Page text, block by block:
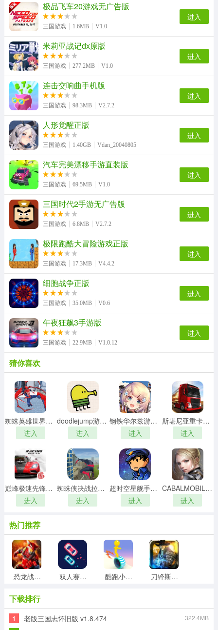
冰火人冒险闯关无广告版 超级猫里奥手机免费版 跑酷小王子安卓免费版
僵尸越野旅行（ZombieSafari）直装版 双人赛车3d安卓版
乐高漫威超级英雄手机免费版
极品飞车20游戏无广告版
三国游戏 1.6MB V1.0
进入
米莉亚战记dx原版
三国游戏 277.2MB V1.0
进入
连击交响曲手机版
三国游戏 98.3MB V2.7.2
进入
人形觉醒正版
三国游戏 1.40GB Vdan_20040805
进入
汽车完美漂移手游直装版
三国游戏 69.5MB V1.0
进入
三国时代2手游无广告版
三国游戏 6.8MB V2.7.2
进入
极限跑酷大冒险游戏正版
三国游戏 17.3MB V4.4.2
进入
细胞战争正版
三国游戏 35.0MB V0.6
进入
午夜狂飙3手游版
三国游戏 22.9MB V1.0.12
进入
猜你喜欢
蜘蛛英雄世界游戏安装包
进入
doodlejump游戏正版
进入
钢铁华尔兹游戏纯净最新版
进入
斯堪尼亚重卡驾驶模拟直装版
进入
巅峰极速先锋服最新版
进入
蜘蛛侠决战拉斯维加斯最新免费版
进入
超时空星舰手机正版
进入
CABALMOBILE汉化版
进入
热门推荐
恐龙战队传奇战役最新免费版 双人赛车3d手游免费版 酷跑小飞侠手游直装版 刀锋斯林格原版
暴力街区2游戏绿色版 极品飞车ol游戏官方版
下载排行
1 老版三国志怀旧版 v1.8.474 322.4MB